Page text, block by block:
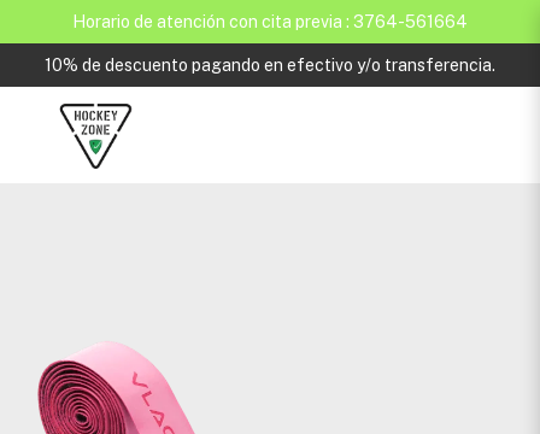
Horario de atención con cita previa : 3764-561664
10% de descuento pagando en efectivo y/o transferencia.